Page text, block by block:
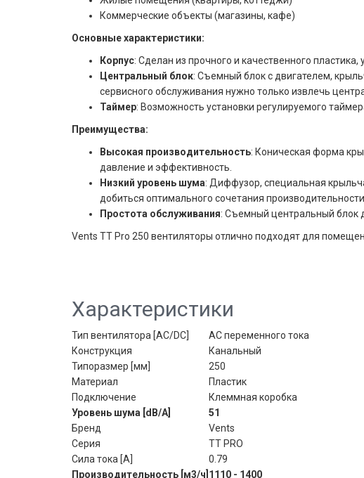
Коммерческие объекты (магазины, кафе)
Основные характеристики:
Корпус: Сделан из прочного и качественного пластика,
Центральный блок: Съемный блок с двигателем,
сервисного обслуживания нужно только извлечь
Таймер: Возможность установки регулируемого
Преимущества:
Высокая производительность: Коническая форма
давление и эффективность.
Низкий уровень шума: Диффузор, специальная
добиться оптимального сочетания
Простота обслуживания: Съемный центральный блок
Vents TT Pro 250 вентиляторы отлично подходят для
Характеристики
Тип вентилятора [AC/DC]
AC переменного тока
Конструкция
Канальный
Типоразмер [мм]
250
Материал
Пластик
Подключение
Клеммная коробка
Уровень шума [dB/A]
51
Бренд
Vents
Серия
TT PRO
Сила тока [A]
0.79
Производительность [м3/ч] 1110 - 1400